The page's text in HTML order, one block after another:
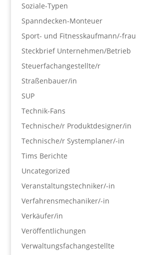
Soziale-Typen
Spanndecken-Monteuer
Sport- und Fitnesskaufmann/-frau
Steckbrief Unternehmen/Betrieb
Steuerfachangestellte/r
Straßenbauer/in
SUP
Technik-Fans
Technische/r Produktdesigner/in
Technische/r Systemplaner/-in
Tims Berichte
Uncategorized
Veranstaltungstechniker/-in
Verfahrensmechaniker/-in
Verkäufer/in
Veröffentlichungen
Verwaltungsfachangestellte